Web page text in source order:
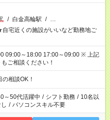
/ 白金高輪駅 / …
宅近くの施設がいいなど勤務地ご
～18:00 17:00～09:00 ※ 上記
ご相談ください！
相談OK！
～50代活躍中 / シフト勤務 / 10名以
/ パソコンスキル不要